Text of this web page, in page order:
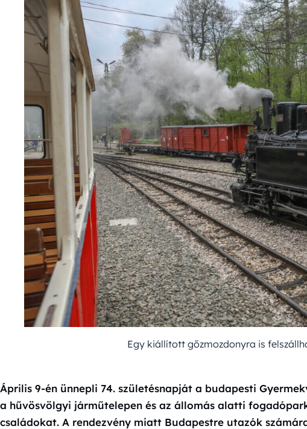
Egy kiállított gőzmozdonyra is
Április 9-én ünnepli 74. születésnapját a budapesti
a hűvösvölgyi járműtelepen és az állomás alatti
családokat. A rendezvény miatt Budapestre utazók